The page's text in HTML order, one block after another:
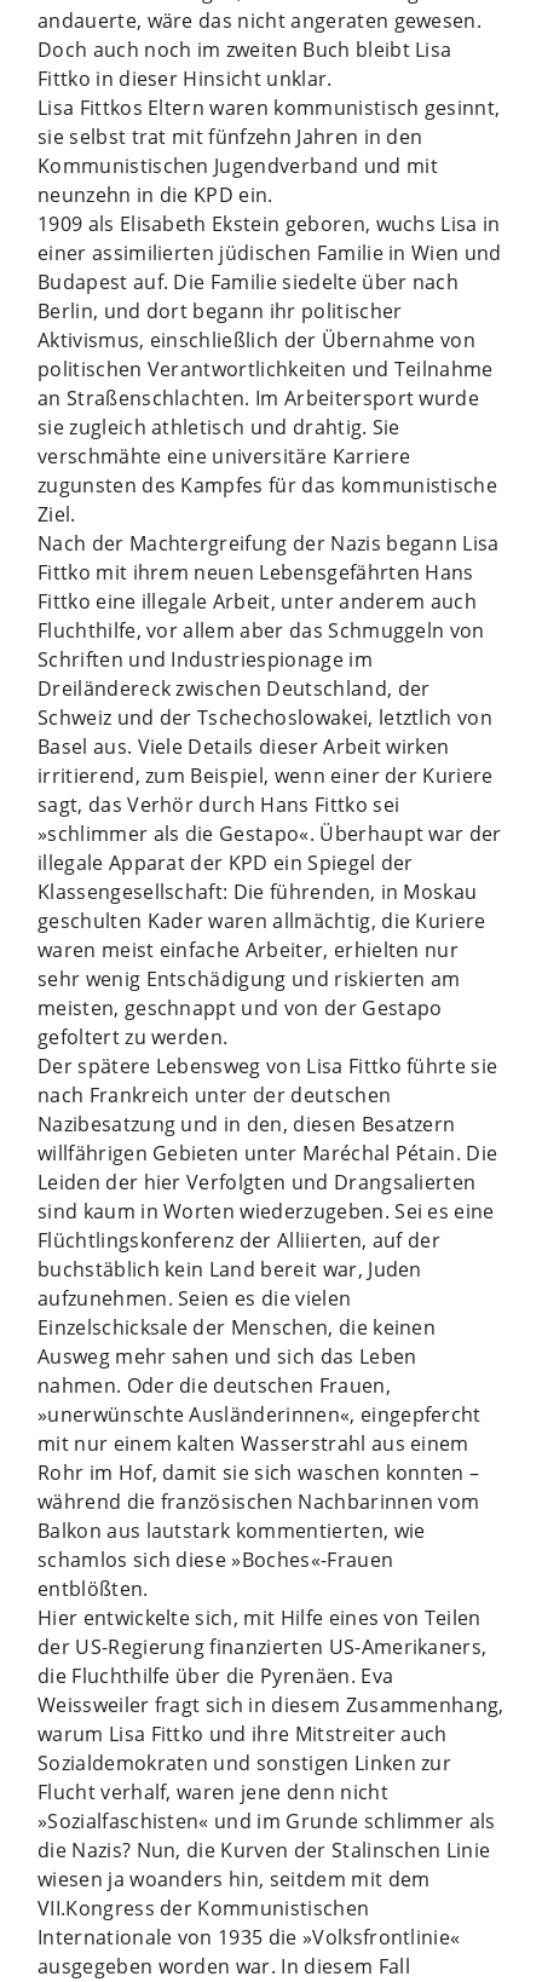
andauerte, wäre das nicht angeraten gewesen.
Doch auch noch im zweiten Buch bleibt Lisa
Fittko in dieser Hinsicht unklar.
Lisa Fittkos Eltern waren kommunistisch gesinnt,
sie selbst trat mit fünfzehn Jahren in den
Kommunistischen Jugendverband und mit
neunzehn in die KPD ein.
1909 als Elisabeth Ekstein geboren, wuchs Lisa in
einer assimilierten jüdischen Familie in Wien und
Budapest auf. Die Familie siedelte über nach
Berlin, und dort begann ihr politischer
Aktivismus, einschließlich der Übernahme von
politischen Verantwortlichkeiten und Teilnahme
an Straßenschlachten. Im Arbeitersport wurde
sie zugleich athletisch und drahtig. Sie
verschmähte eine universitäre Karriere
zugunsten des Kampfes für das kommunistische
Ziel.
Nach der Machtergreifung der Nazis begann Lisa
Fittko mit ihrem neuen Lebensgefährten Hans
Fittko eine illegale Arbeit, unter anderem auch
Fluchthilfe, vor allem aber das Schmuggeln von
Schriften und Industriespionage im
Dreiländereck zwischen Deutschland, der
Schweiz und der Tschechoslowakei, letztlich von
Basel aus. Viele Details dieser Arbeit wirken
irritierend, zum Beispiel, wenn einer der Kuriere
sagt, das Verhör durch Hans Fittko sei
»schlimmer als die Gestapo«. Überhaupt war der
illegale Apparat der KPD ein Spiegel der
Klassengesellschaft: Die führenden, in Moskau
geschulten Kader waren allmächtig, die Kuriere
waren meist einfache Arbeiter, erhielten nur
sehr wenig Entschädigung und riskierten am
meisten, geschnappt und von der Gestapo
gefoltert zu werden.
Der spätere Lebensweg von Lisa Fittko führte sie
nach Frankreich unter der deutschen
Nazibesatzung und in den, diesen Besatzern
willfährigen Gebieten unter Maréchal Pétain. Die
Leiden der hier Verfolgten und Drangsalierten
sind kaum in Worten wiederzugeben. Sei es eine
Flüchtlingskonferenz der Alliierten, auf der
buchstäblich kein Land bereit war, Juden
aufzunehmen. Seien es die vielen
Einzelschicksale der Menschen, die keinen
Ausweg mehr sahen und sich das Leben
nahmen. Oder die deutschen Frauen,
»unerwünschte Ausländerinnen«, eingepfercht
mit nur einem kalten Wasserstrahl aus einem
Rohr im Hof, damit sie sich waschen konnten –
während die französischen Nachbarinnen vom
Balkon aus lautstark kommentierten, wie
schamlos sich diese »Boches«-Frauen
entblößten.
Hier entwickelte sich, mit Hilfe eines von Teilen
der US-Regierung finanzierten US-Amerikaners,
die Fluchthilfe über die Pyrenäen. Eva
Weissweiler fragt sich in diesem Zusammenhang,
warum Lisa Fittko und ihre Mitstreiter auch
Sozialdemokraten und sonstigen Linken zur
Flucht verhalf, waren jene denn nicht
»Sozialfaschisten« und im Grunde schlimmer als
die Nazis? Nun, die Kurven der Stalinschen Linie
wiesen ja woanders hin, seitdem mit dem
VII.Kongress der Kommunistischen
Internationale von 1935 die »Volksfrontlinie«
ausgegeben worden war. In diesem Fall